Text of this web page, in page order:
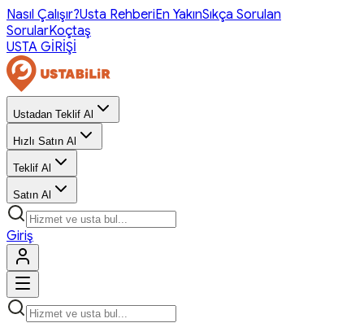
Nasıl Çalışır?Usta RehberiEn YakınSıkça Sorulan
SorularKoçtaş
USTA GİRİŞİ
Ustadan Teklif Al
Hızlı Satın Al
Teklif Al
Satın Al
Giriş